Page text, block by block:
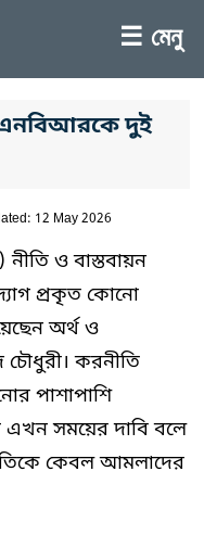
☰ মেনু
এনবিআরকে দুই
12 May 2026
ও বাস্তবায়ন
প্রকৃত কোনো
অর্থ ও
চৌধুরী। করনীতি
পাশাপাশি
সময়ের দাবি বলে
কেবল আমলাদের